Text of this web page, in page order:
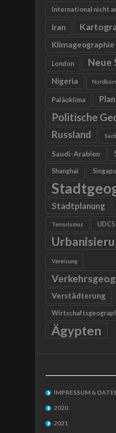
International nicht
Iran
Klimageographie
London Neue
Nigeria
Paläoklima
Politische
Russland
Saudi-Arabien
Shanghai
Stadtplanung
Terrorismus UDC5
Vereisung
Verstädterung
Ägypten
IMPRESSUM &
2020
2021